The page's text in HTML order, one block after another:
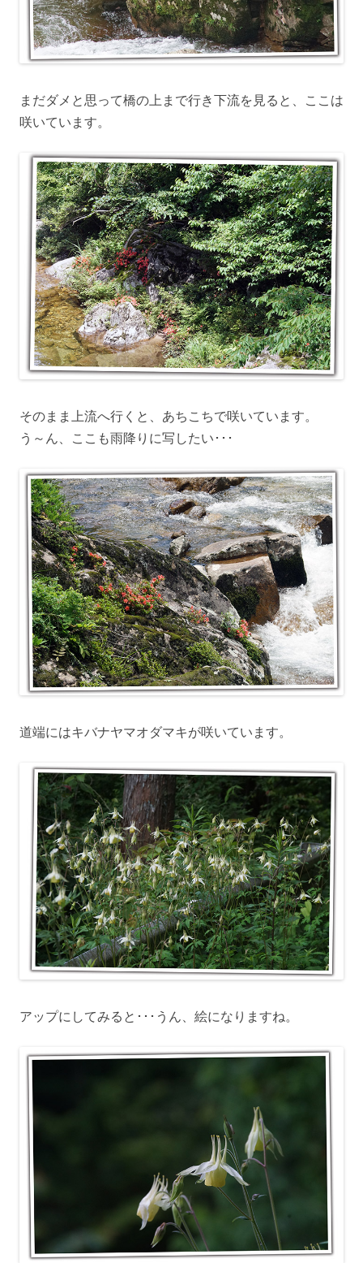
まだダメと思って橋の上まで行き下流を見ると、ここは
咲いています。
そのまま上流へ行くと、あちこちで咲いています。
う～ん、ここも雨降りに写したい･･･
道端にはキバナヤマオダマキが咲いています。
アップにしてみると･･･うん、絵になりますね。